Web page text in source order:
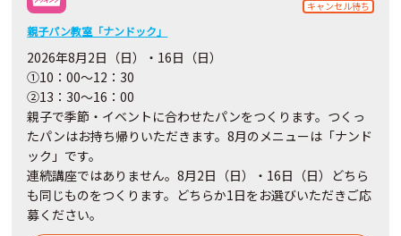
キャンセル待ち
親子パン教室「ナンドック」
2026年8月2日（日）・16日（日）
①10：00～12：30
②13：30～16：00
親子で季節・イベントに合わせたパンをつくります。つくっ
たパンはお持ち帰りいただきます。8月のメニューは「ナンド
ック」です。
連続講座ではありません。8月2日（日）・16日（日）どちら
も同じものをつくります。どちらか1日をお選びいただきご応
募ください。